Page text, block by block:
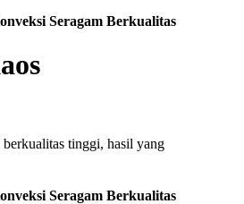
Seragam Berkualitas
berkualitas tinggi, hasil yang
Seragam Berkualitas